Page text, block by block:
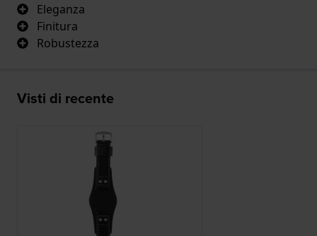
Eleganza
Finitura
Robustezza
Visti di recente